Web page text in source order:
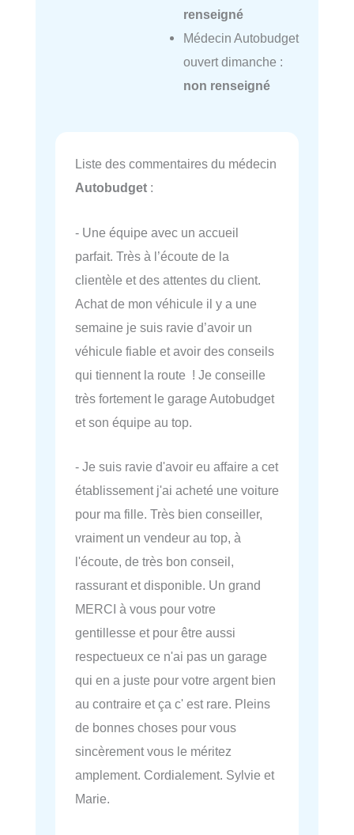
renseigné
Médecin Autobudget
ouvert dimanche :
non renseigné
Liste des commentaires du médecin
Autobudget :
- Une équipe avec un accueil
parfait. Très à l’écoute de la
clientèle et des attentes du client.
Achat de mon véhicule il y a une
semaine je suis ravie d’avoir un
véhicule fiable et avoir des conseils
qui tiennent la route ! Je conseille
très fortement le garage Autobudget
et son équipe au top.
- Je suis ravie d'avoir eu affaire a cet
établissement j'ai acheté une voiture
pour ma fille. Très bien conseiller,
vraiment un vendeur au top, à
l'écoute, de très bon conseil,
rassurant et disponible. Un grand
MERCI à vous pour votre
gentillesse et pour être aussi
respectueux ce n'ai pas un garage
qui en a juste pour votre argent bien
au contraire et ça c' est rare. Pleins
de bonnes choses pour vous
sincèrement vous le méritez
amplement. Cordialement. Sylvie et
Marie.